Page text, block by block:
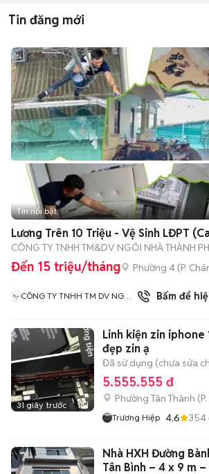
Tin đăng mới
Tin nổi bật
Lương Trên 10 Triệu - Vệ Sinh LĐPT
CÔNG TY TNHH TM&DV NGÔI NHÀ THÀNH
Đến 15 triệu/tháng Phường 4 (P.
CÔNG TY TNHH TM DV NGÔI
Bấm để
31 giây trước 1
Linh kiện zin iphone
đẹp zin ạ
Đã sử dụng (chưa sửa
5.555.555 đ
Phường Tân Thành (
Trương Hiệp 4.6 354
Nhà HXH Đường
Tân Bình – 4 x 9 m –